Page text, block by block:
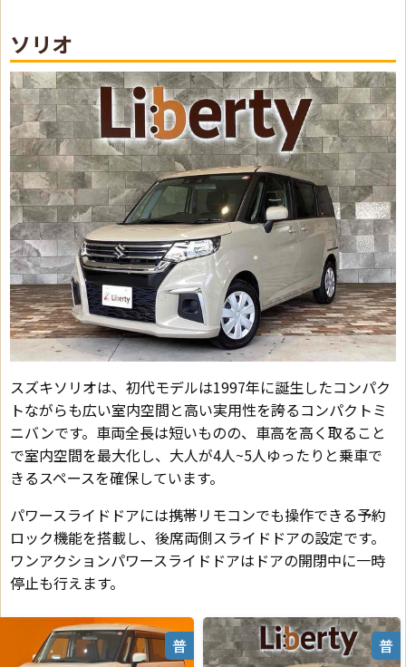
ソリオ
スズキソリオは、初代モデルは1997年に誕生したコンパク
トながらも広い室内空間と高い実用性を誇るコンパクトミ
ニバンです。車両全長は短いものの、車高を高く取ること
で室内空間を最大化し、大人が4人~5人ゆったりと乗車で
きるスペースを確保しています。
パワースライドドアには携帯リモコンでも操作できる予約
ロック機能を搭載し、後席両側スライドドアの設定です。
ワンアクションパワースライドドアはドアの開閉中に一時
停止も行えます。
普 普